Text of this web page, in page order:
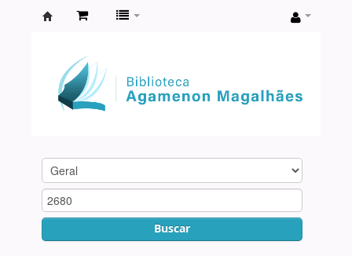
Agamenon
Magalhães
Buscar